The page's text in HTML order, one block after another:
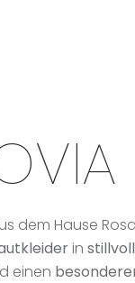
dem Hause
in
einen